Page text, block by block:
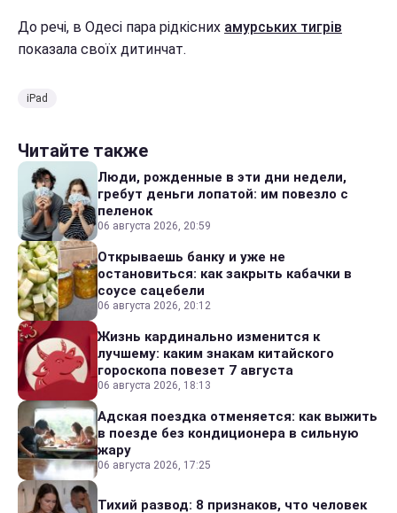
До речі, в Одесі пара рідкісних амурських тигрів
показала своїх дитинчат.
iPad
Читайте также
Люди, рожденные в эти дни недели,
гребут деньги лопатой: им повезло с
пеленок
06 августа 2026, 20:59
Открываешь банку и уже не
остановиться: как закрыть кабачки в
соусе сацебели
06 августа 2026, 20:12
Жизнь кардинально изменится к
лучшему: каким знакам китайского
гороскопа повезет 7 августа
06 августа 2026, 18:13
Адская поездка отменяется: как выжить
в поезде без кондиционера в сильную
жару
06 августа 2026, 17:25
Тихий развод: 8 признаков, что человек